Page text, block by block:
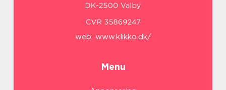
web: www.klikko.dk/
Menu